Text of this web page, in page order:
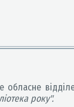
обласне
року".